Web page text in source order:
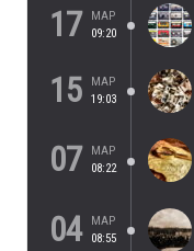
17
МАР
09:20
15
МАР
19:03
07
МАР
08:22
04
МАР
08:55